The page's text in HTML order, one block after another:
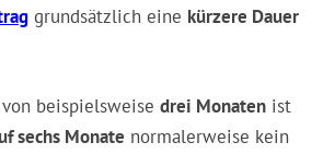
grundsätzlich eine kürzere Dauer
beispielsweise drei Monaten ist
sechs Monate normalerweise kein